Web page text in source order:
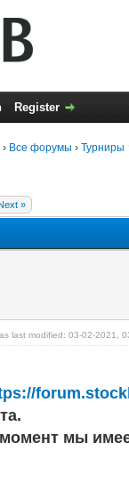
Register
› Все форумы ›Турниры
»
last modified: 03-02-2021,
мы